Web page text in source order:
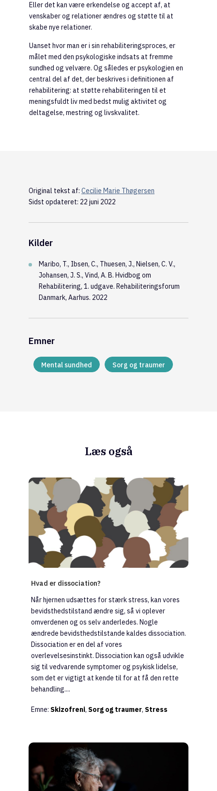
Eller det kan være erkendelse og accept af, at
venskaber og relationer ændres og støtte til at
skabe nye relationer.
Uanset hvor man er i sin rehabiliteringsproces, er
målet med den psykologiske indsats at fremme
sundhed og velvære. Og således er psykologien en
central del af det, der beskrives i definitionen af
rehabilitering: at støtte rehabiliteringen til et
meningsfuldt liv med bedst mulig aktivitet og
deltagelse, mestring og livskvalitet.
Original tekst af: Cecilie Marie Thøgersen
Sidst opdateret: 22 juni 2022
Kilder
Maribo, T., Ibsen, C., Thuesen, J., Nielsen, C. V.,
Johansen, J. S., Vind, A. B. Hvidbog om
Rehabilitering, 1. udgave. Rehabiliteringsforum
Danmark, Aarhus. 2022
Emner
Mental sundhed Sorg og traumer
Læs også
Hvad er dissociation?
Når hjernen udsættes for stærk stress, kan vores
bevidsthedstilstand ændre sig, så vi oplever
omverdenen og os selv anderledes. Nogle
ændrede bevidsthedstilstande kaldes dissociation.
Dissociation er en del af vores
overlevelsesinstinkt. Dissociation kan også udvikle
sig til vedvarende symptomer og psykisk lidelse,
som det er vigtigt at kende til for at få den rette
behandling....
Emne: Skizofreni, Sorg og traumer, Stress